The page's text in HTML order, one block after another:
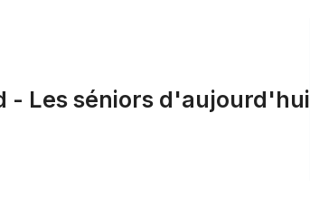
- Les séniors d'aujourd'hui